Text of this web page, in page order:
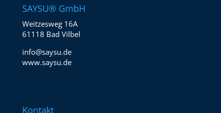
SAYSU® GmbH
Weitzesweg 16A
61118 Bad Vilbel
info@saysu.de
www.saysu.de
Kontakt